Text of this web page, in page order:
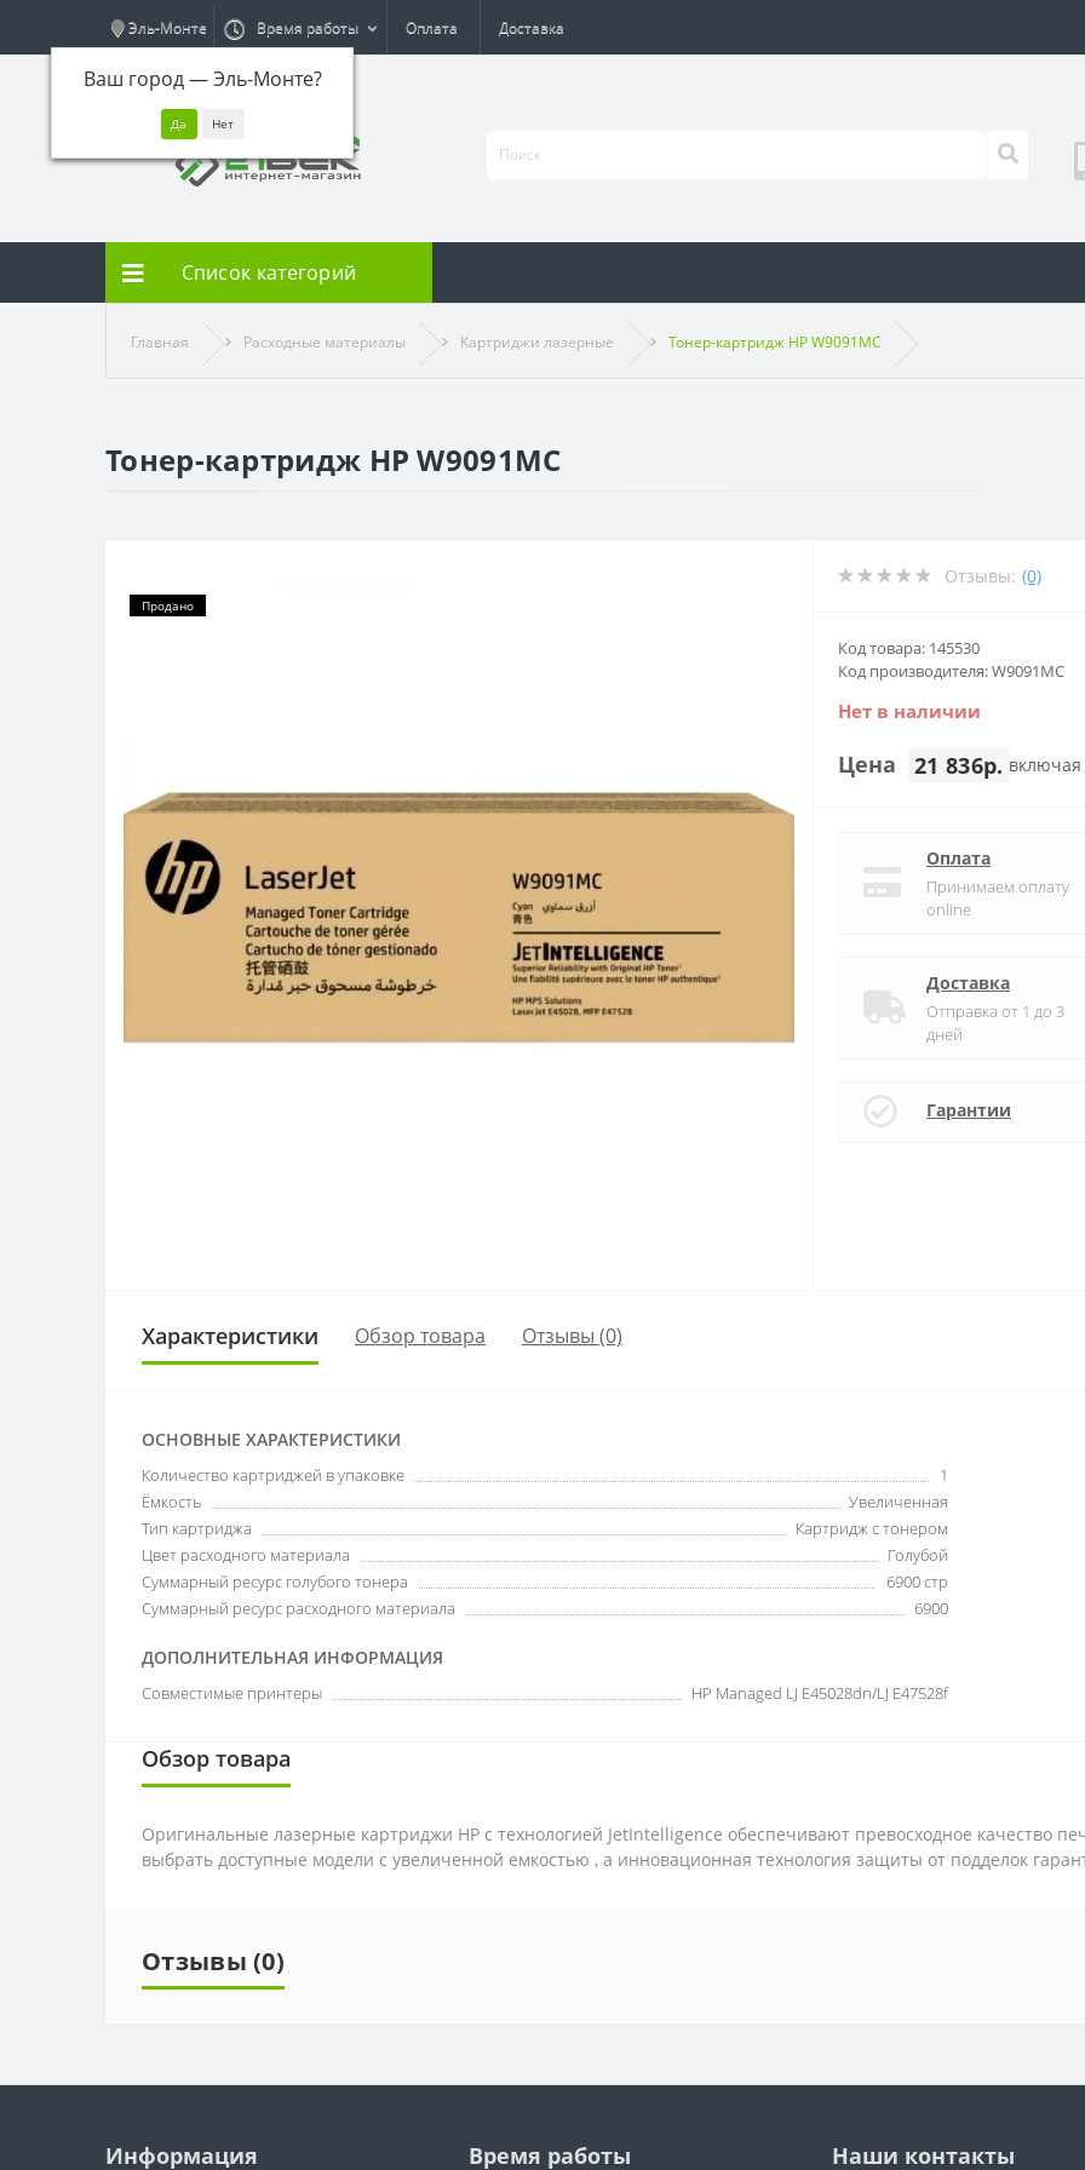
Эль-Монте
Ваш город —Эль-Монте?
Время работы Оплата Доставка
Список категорий
Главная Расходные материалы Картриджи лазерные Тонер-картридж HP W9091MC
Тонер-картридж HP W9091MC
Продано
Отзывы: (0)
Код товара: 145530
Код производителя: W9091MC
Нет в наличии
Цена 21 836р.
Оплата
Принимаем оплату
online
Доставка
Отправка от 1 до 3
дней
Гарантии
Характеристики Обзор товара Отзывы (0)
ОСНОВНЫЕ ХАРАКТЕРИСТИКИ
Количество картриджей в упаковке
1
Ёмкость
Увеличенная
Тип картриджа
Картридж с тонером
Цвет расходного материала
Голубой
Суммарный ресурс голубого тонера
6900 стр
Суммарный ресурс расходного материала
6900
ДОПОЛНИТЕЛЬНАЯ ИНФОРМАЦИЯ
Совместимые принтеры НР Managed LJ E45028dn/LJ E47528f
Обзор товара
Оригинальные лазерные картриджи HP с технологией JetIntelligence обеспечивают превосходное качество
выбрать доступные модели с увеличенной емкостью , а инновационная технология защиты от подделок
Отзывы (0)
Информация Время работы Наши контакты